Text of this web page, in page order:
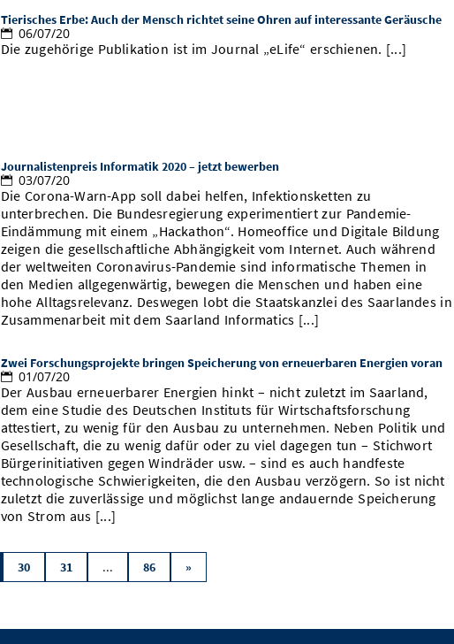
Tierisches Erbe: Auch der Mensch richtet seine Ohren auf interessante Geräusche
06/07/20
Die zugehörige Publikation ist im Journal „eLife“ erschienen. [...]
Journalistenpreis Informatik 2020 – jetzt bewerben
03/07/20
Die Corona-Warn-App soll dabei helfen, Infektionsketten zu
unterbrechen. Die Bundesregierung experimentiert zur Pandemie-
Eindämmung mit einem „Hackathon“. Homeoffice und Digitale Bildung
zeigen die gesellschaftliche Abhängigkeit vom Internet. Auch während
der weltweiten Coronavirus-Pandemie sind informatische Themen in
den Medien allgegenwärtig, bewegen die Menschen und haben eine
hohe Alltagsrelevanz. Deswegen lobt die Staatskanzlei des Saarlandes in
Zusammenarbeit mit dem Saarland Informatics [...]
Zwei Forschungsprojekte bringen Speicherung von erneuerbaren Energien voran
01/07/20
Der Ausbau erneuerbarer Energien hinkt – nicht zuletzt im Saarland,
dem eine Studie des Deutschen Instituts für Wirtschaftsforschung
attestiert, zu wenig für den Ausbau zu unternehmen. Neben Politik und
Gesellschaft, die zu wenig dafür oder zu viel dagegen tun – Stichwort
Bürgerinitiativen gegen Windräder usw. – sind es auch handfeste
technologische Schwierigkeiten, die den Ausbau verzögern. So ist nicht
zuletzt die zuverlässige und möglichst lange andauernde Speicherung
von Strom aus [...]
30 31 ... 86 »